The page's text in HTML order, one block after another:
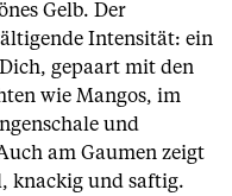
Gelb. Der
Intensität: ein
gepaart mit den
wie Mangos, im
und
am Gaumen zeigt
knackig und saftig.